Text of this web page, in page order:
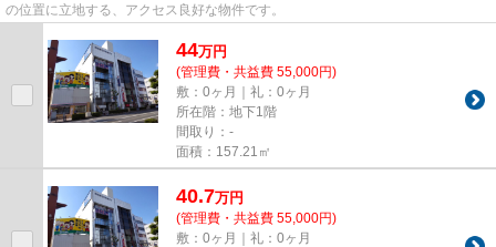
の位置に立地する、アクセス良好な物件です。
44万円
(管理費・共益費 55,000円)
敷：0ヶ月｜礼：0ヶ月
所在階：地下1階
間取り：-
面積：157.21㎡
40.7万円
(管理費・共益費 55,000円)
敷：0ヶ月｜礼：0ヶ月